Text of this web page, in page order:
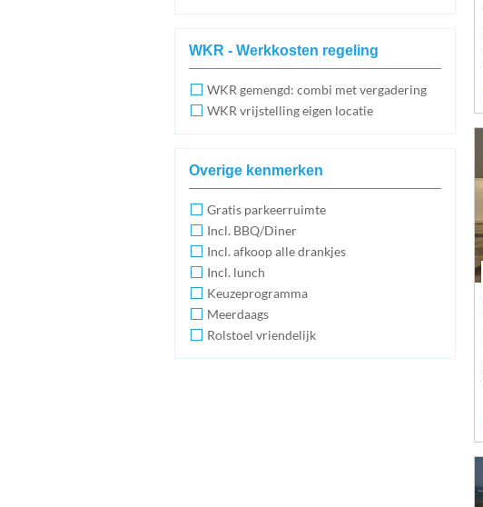
WKR - Werkkosten regeling
WKR gemengd: combi met vergadering
WKR vrijstelling eigen locatie
Overige kenmerken
Gratis parkeerruimte
Incl. BBQ/Diner
Incl. afkoop alle drankjes
Incl. lunch
Keuzeprogramma
Meerdaags
Rolstoel vriendelijk